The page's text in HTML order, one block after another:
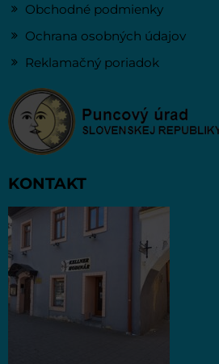
Obchodné podmienky
Ochrana osobných údajov
Reklamačný poriadok
KONTAKT